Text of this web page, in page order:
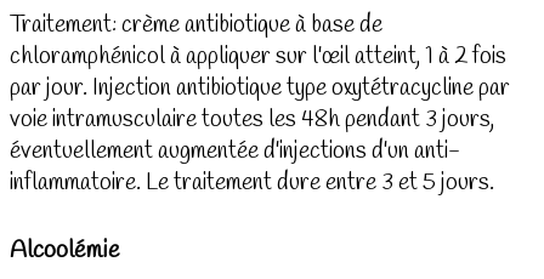
Traitement: crème antibiotique à base de
chloramphénicol à appliquer sur l'œil atteint, 1 à 2 fois
par jour. Injection antibiotique type oxytétracycline par
voie intramusculaire toutes les 48h pendant 3 jours,
éventuellement augmentée d'injections d'un anti-
inflammatoire. Le traitement dure entre 3 et 5 jours.
Alcoolémie